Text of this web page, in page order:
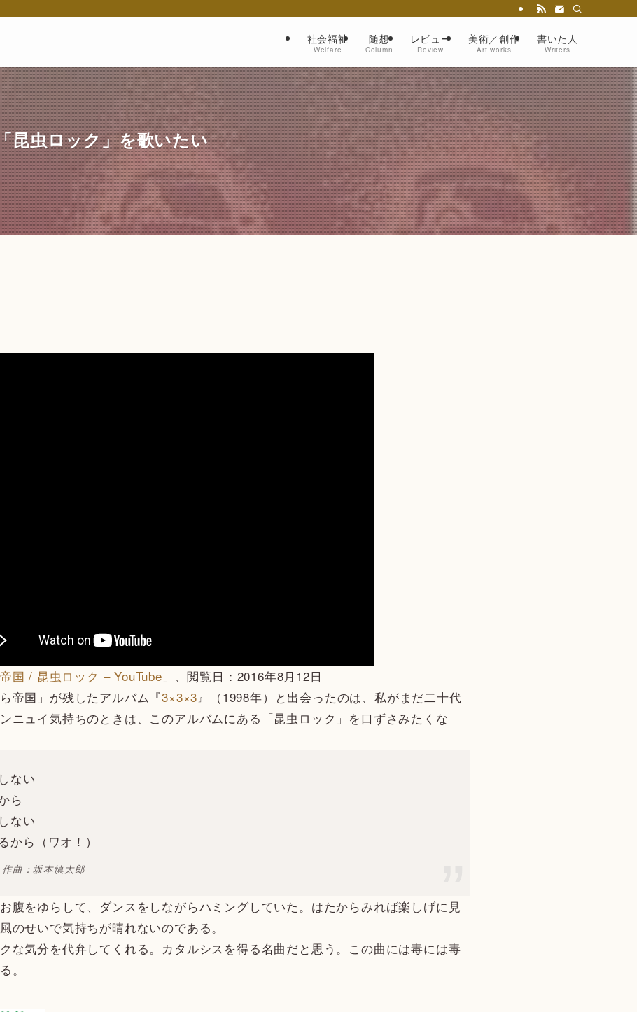
社会福祉
Welfare
随想
Column
レビュー
Review
美術／創作
Art works
書いた人
Writers
昆虫ロック」を歌いたい
国 / 昆虫ロック – YouTube 」、閲覧日：2016年8月12日
帝国」が残したアルバム『3×3×3』（1998年）と出会ったのは、私がまだ二十代
ニュイ気持ちのときは、このアルバムにある「昆虫ロック」を口ずさみたくな
ない
ら
ない
から（ワオ！）
作曲：坂本慎太郎
腹をゆらして、ダンスをしながらハミングしていた。はたからみれば楽しげに見
のせいで気持ちが晴れないのである。
な気分を代弁してくれる。カタルシスを得る名曲だと思う。この曲には毒には毒
。